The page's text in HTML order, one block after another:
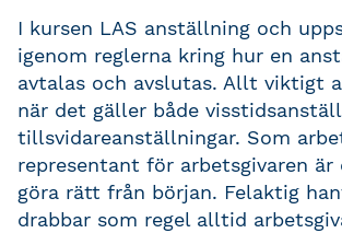
I kursen LAS anställning och
igenom reglerna kring hur en
avtalas och avslutas. Allt viktigt
när det gäller både
tillsvidareanställningar. Som
representant för arbetsgivaren
göra rätt från början. Felaktig
drabbar som regel alltid